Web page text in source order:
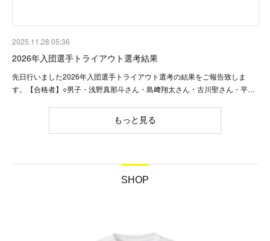
2025.11.28 05:36
2026年入団選手トライアウト選考結果
先日行いました2026年入団選手トライアウト選考の結果をご報告致しま
す。【合格者】○男子・浅野真那斗さん・島﨑翔太さん・古川聖さん・平…
もっと見る
SHOP